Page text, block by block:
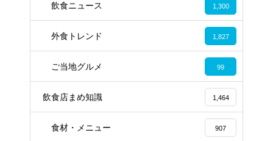
飲食ニュース 1,300
外食トレンド 1,827
ご当地グルメ 99
飲食店まめ知識 1,464
食材・メニュー 907